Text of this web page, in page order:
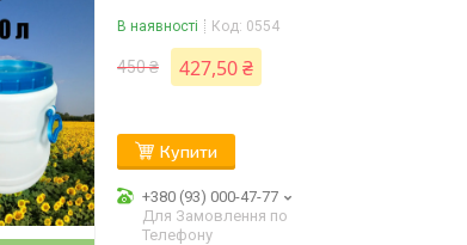
В наявності Код: 0554
450 ₴ 427,50 ₴
Купити
+380 (93) 000-47-77
Для Замовлення по
Телефону